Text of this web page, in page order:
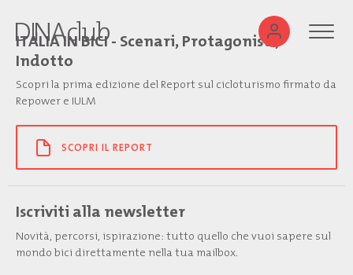
ITALIA IN BICI - Scenari, Protagonisti,
Indotto
Scopri la prima edizione del Report sul cicloturismo firmato da
Repower e IULM
SCOPRI IL REPORT
Iscriviti alla newsletter
Novità, percorsi, ispirazione: tutto quello che vuoi sapere sul
mondo bici direttamente nella tua mailbox.